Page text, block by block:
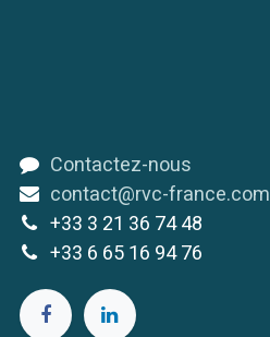
Contactez-nous
contact@rvc-france.com
+33 3 21 36 74 48
+33 6 65 16 94 76